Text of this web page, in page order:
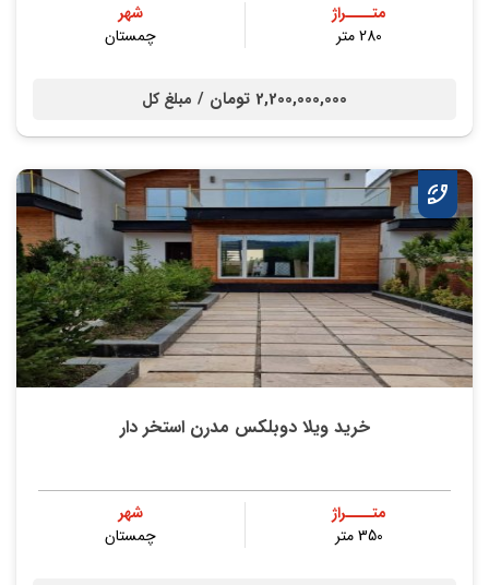
متــــراژ
280 متر
شهر
چمستان
2,200,000,000 تومان / مبلغ کل
خرید ویلا دوبلکس مدرن استخر دار
متــــراژ
350 متر
شهر
چمستان